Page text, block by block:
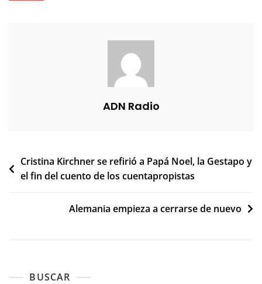
ADN Radio
Navegación
de
Cristina Kirchner se refirió a Papá Noel, la Gestapo y
el fin del cuento de los cuentapropistas
Alemania empieza a cerrarse de nuevo
BUSCAR